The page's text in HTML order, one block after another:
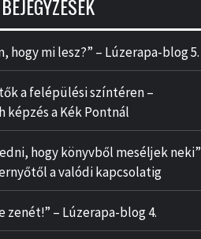
hogy mi lesz?” – Lúzerapa-blog 5.
a felépülési színtéren –
képzés a Kék Pontnál
hogy könyvből meséljek neki”
a valódi kapcsolatig
zenét!” – Lúzerapa-blog 4.